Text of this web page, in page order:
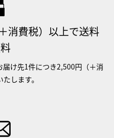
消費税）以上で送料
け先1件につき2,500円（＋消
します。